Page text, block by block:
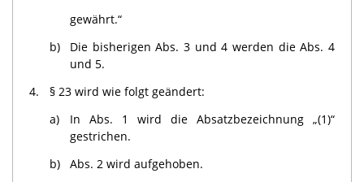
gewährt.“
b)
Die bisherigen Abs. 3 und 4 werden die Abs. 4
und 5.
4.
§ 23 wird wie folgt geändert:
a)
In Abs. 1 wird die Absatzbezeichnung „(1)“
gestrichen.
b)
Abs. 2 wird aufgehoben.